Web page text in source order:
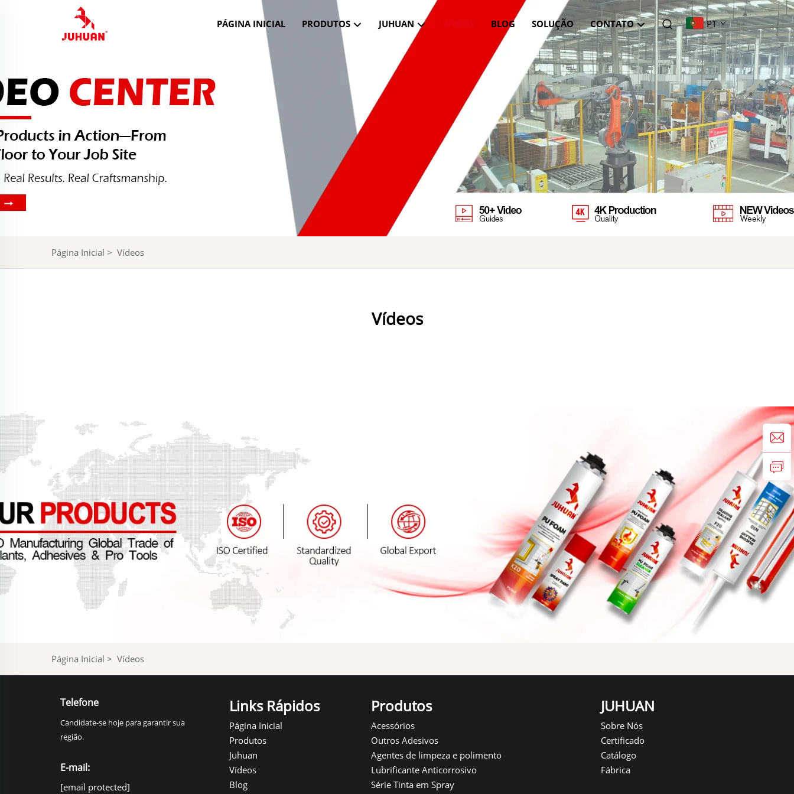
PÁGINA INICIAL PRODUTOS JUHUAN BLOG SOLUÇÃO CONTATO PT
Página Inicial > Vídeos
Vídeos
Página Inicial > Vídeos
Telefone
Candidate-se hoje para garantir sua
região.
E-mail:
[email protected]
Links Rápidos
Página Inicial
Produtos
Juhuan
Vídeos
Blog
Produtos
Série Tinta em Spray
Lubrificante Anticorrosivo
Agentes de limpeza e polimento
Outros Adesivos
Acessórios
JUHUAN
Sobre Nós
Certificado
Catálogo
Fábrica